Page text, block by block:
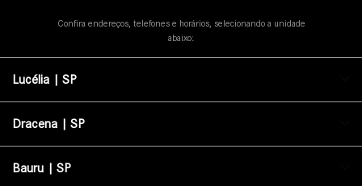
Confira endereços, telefones e horários, selecionando a unidade
abaixo:
Lucélia | SP
Dracena | SP
Bauru | SP